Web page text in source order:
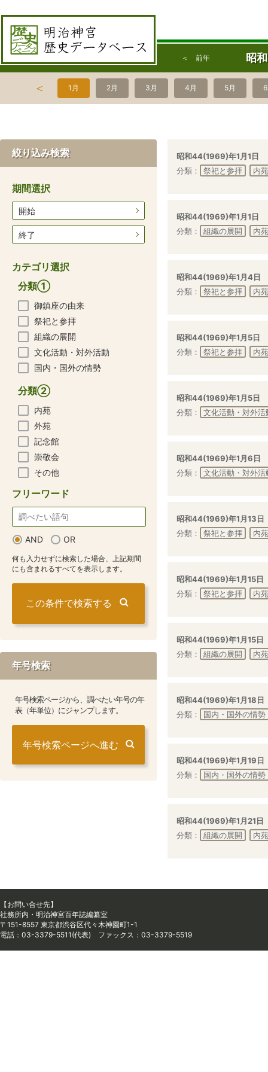
＜ 前年 昭
＜ 1月 2月 3月 4月 5月
絞り込み検索
期間選択
開始
終了
カテゴリ選択
分類①
御鎮座の由来
祭祀と参拝
組織の展開
文化活動・対外活動
国内・国外の情勢
分類②
内苑
外苑
記念館
崇敬会
その他
フリーワード
AND OR
何も入力せずに検索した場合、上記期間
にも含まれるすべてを表示します。
年号検索
年号検索ページから、調べたい年号の年
表（年単位）にジャンプします。
年号検索ページへ進む
昭和44(1969)年1月1日
分類：
祭祀と参拝 内苑
昭和44(1969)年1月1日
分類：
組織の展開 内苑
昭和44(1969)年1月4日
分類：
祭祀と参拝 内苑
昭和44(1969)年1月5日
分類：
祭祀と参拝 内苑
昭和44(1969)年1月5日
分類：
文化活動・対外活
昭和44(1969)年1月6日
分類：
文化活動・対外活
昭和44(1969)年1月13日
分類：
祭祀と参拝 内苑
昭和44(1969)年1月15日
分類：
祭祀と参拝 内苑
昭和44(1969)年1月15日
分類：
組織の展開 内苑
昭和44(1969)年1月18日
分類：
国内・国外の情勢
昭和44(1969)年1月19日
分類：
国内・国外の情勢
昭和44(1969)年1月21日
分類：
組織の展開 内苑
【お問い合せ先】
社務所内・明治神宮百年誌編纂室
〒151-8557 東京都渋谷区代々木神園町1-1
電話：03-3379-5511(代表) ファックス：03-3379-5519